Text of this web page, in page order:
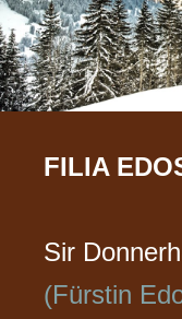
FILIA
Sir
(Fürstin